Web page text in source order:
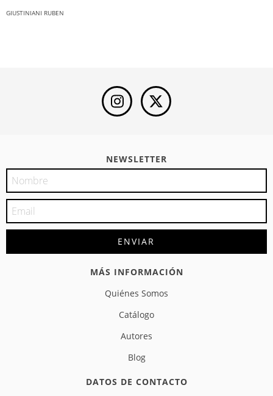
GIUSTINIANI RUBEN
NEWSLETTER
MÁS INFORMACIÓN
Quiénes Somos
Catálogo
Autores
Blog
DATOS DE CONTACTO